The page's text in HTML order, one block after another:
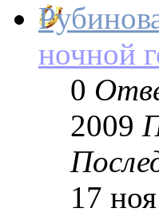
ночной
0
2009
17